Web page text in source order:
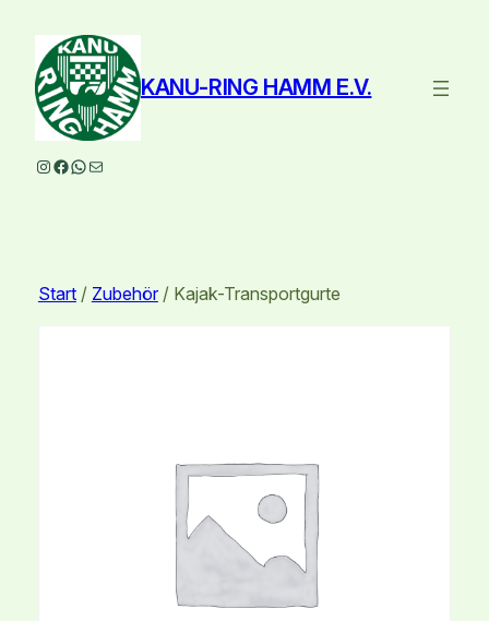
springen
KANU-RING HAMM E.V.
Instagram
Facebook
WhatsApp
E-Mail
Start/ Zubehör/ Kajak-Transportgurte